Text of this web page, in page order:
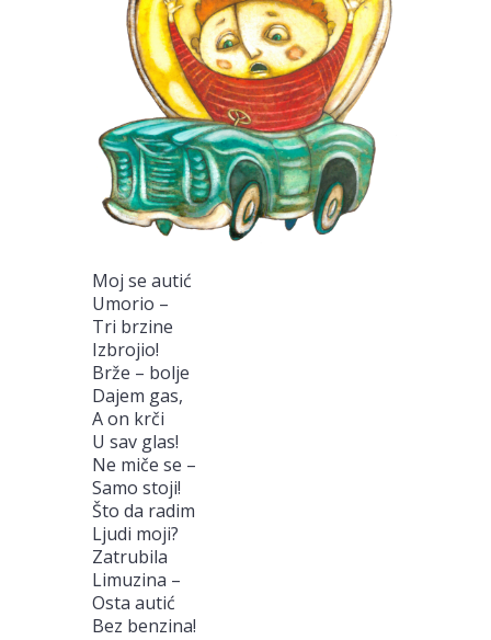
Moj se autić
Umorio –
Tri brzine
Izbrojio!
Brže – bolje
Dajem gas,
A on krči
U sav glas!
Ne miče se –
Samo stoji!
Što da radim
Ljudi moji?
Zatrubila
Limuzina –
Osta autić
Bez benzina!